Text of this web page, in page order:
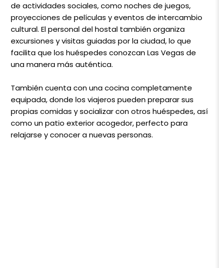
de actividades sociales, como noches de juegos,
proyecciones de películas y eventos de intercambio
cultural. El personal del hostal también organiza
excursiones y visitas guiadas por la ciudad, lo que
facilita que los huéspedes conozcan Las Vegas de
una manera más auténtica.
También cuenta con una cocina completamente
equipada, donde los viajeros pueden preparar sus
propias comidas y socializar con otros huéspedes, así
como un patio exterior acogedor, perfecto para
relajarse y conocer a nuevas personas.